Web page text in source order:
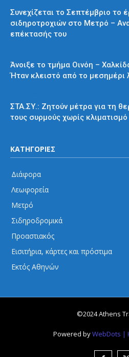
Συνεχίζεται το Σεπτέμβριο το
σιδηροτροχιών στο Μετρό –
επέκτασής του
Άνοιξε το τμήμα Οινόη –
Ήταν κλειστό από το μεσημέρι
ΣΤΑ.ΣΥ.: Ζητούν μέτρα για τη
τους συρμούς χωρίς κλιματισμό
ΚΑΤΗΓΟΡΙΕΣ
Διάφορα
Λεωφορεία
Μετρό
Σιδηροδρομικά
Προαστιακός
Εισιτήρια, κάρτες και πρόστιμα
Εκτός Αθηνών
©2024 Athens
Powered byWebDots |